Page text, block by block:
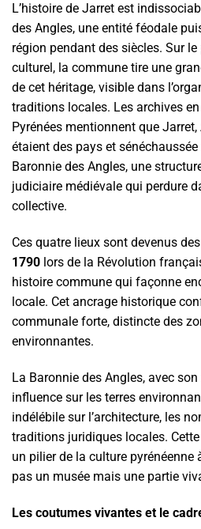
L’histoire de Jarret est
des Angles, une entité féodale
région pendant des siècles. Sur
culturel, la commune tire une
de cet héritage, visible dans
traditions locales. Les archives
Pyrénées mentionnent que
étaient des pays et
Baronnie des Angles, une
judiciaire médiévale qui perdure
collective.
Ces quatre lieux sont devenus
1790 lors de la Révolution
histoire commune qui façonne
locale. Cet ancrage historique
communale forte, distincte des
environnantes.
La Baronnie des Angles, avec
influence sur les terres
indélébile sur l’architecture, les
traditions juridiques locales.
un pilier de la culture pyrénéenne
pas un musée mais une partie
Les coutumes vivantes et le